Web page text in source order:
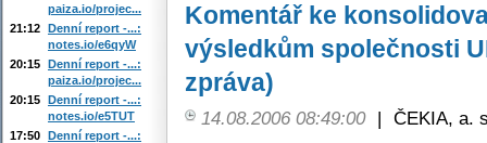
Komentář ke
výsledkům společnosti
zpráva)
14.08.2006 08:49:00 | ČEKIA, a.
paiza.io/projec...
21:12 Denní report -...:
notes.io/e6qyW
20:15 Denní report -...:
paiza.io/projec...
20:15 Denní report -...:
notes.io/e5TUT
17:50 Denní report -...: